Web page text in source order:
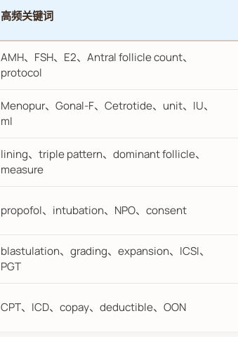
高频关键词
AMH、FSH、E2、Antral follicle count、
protocol
Menopur、Gonal-F、Cetrotide、unit、IU、
ml
lining、triple pattern、dominant follicle、
measure
propofol、intubation、NPO、consent
blastulation、grading、expansion、ICSI、
PGT
CPT、ICD、copay、deductible、OON